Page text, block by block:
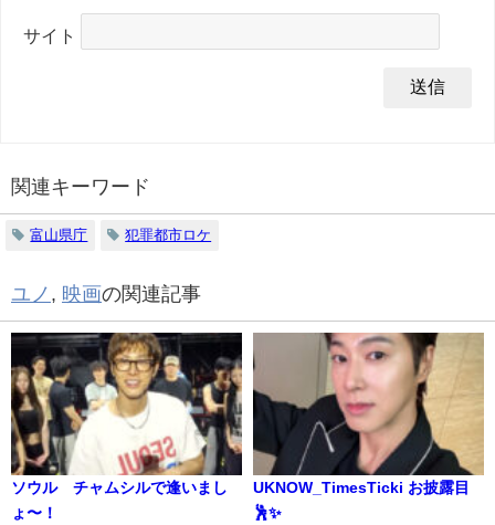
サイト
関連キーワード
富山県庁 犯罪都市ロケ
ユノ , 映画の関連記事
ソウル チャムシルで逢いまし
ょ〜！
UKNOW_TimesTicki お披露目
🕺✨️